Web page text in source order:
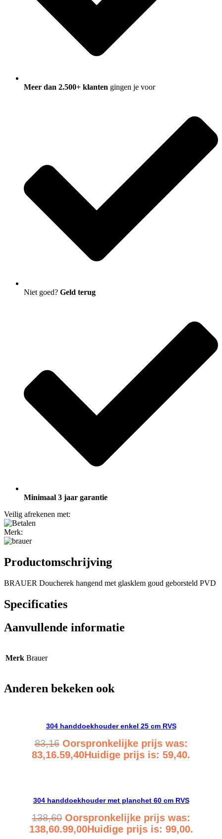
Meer dan 2.500+ klanten gingen je voor
Niet goed? Geld terug
Minimaal 3 jaar garantie
Veilig afrekenen met:
Merk:
Productomschrijving
BRAUER Doucherek hangend met glasklem goud geborsteld PVD
Specificaties
Aanvullende informatie
Merk Brauer
Anderen bekeken ook
304 handdoekhouder enkel 25 cm RVS
83,16 Oorspronkelijke prijs was:
83,16.59,40Huidige prijs is: 59,40.
304 handdoekhouder met planchet 60 cm RVS
138,60 Oorspronkelijke prijs was:
138,60.99,00Huidige prijs is: 99,00.